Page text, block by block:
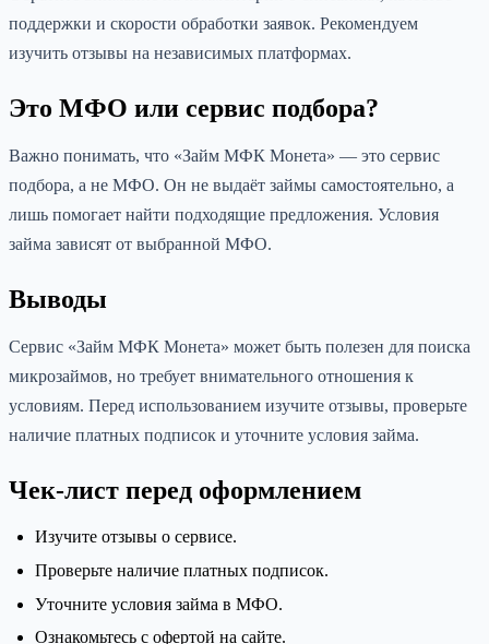
поддержки и скорости обработки заявок. Рекомендуем
изучить отзывы на независимых платформах.
Это МФО или сервис подбора?
Важно понимать, что «Займ МФК Монета» — это сервис
подбора, а не МФО. Он не выдаёт займы самостоятельно, а
лишь помогает найти подходящие предложения. Условия
займа зависят от выбранной МФО.
Выводы
Сервис «Займ МФК Монета» может быть полезен для поиска
микрозаймов, но требует внимательного отношения к
условиям. Перед использованием изучите отзывы, проверьте
наличие платных подписок и уточните условия займа.
Чек-лист перед оформлением
Изучите отзывы о сервисе.
Проверьте наличие платных подписок.
Уточните условия займа в МФО.
Ознакомьтесь с офертой на сайте.